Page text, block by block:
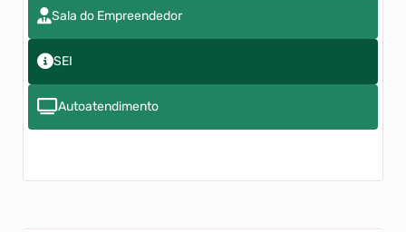
Sala do Empreendedor
SEI
Autoatendimento